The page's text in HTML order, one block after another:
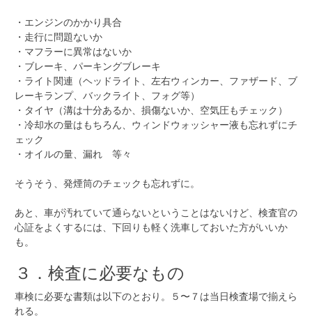
・エンジンのかかり具合
・走行に問題ないか
・マフラーに異常はないか
・ブレーキ、パーキングブレーキ
・ライト関連（ヘッドライト、左右ウィンカー、ファザード、ブ
レーキランプ、バックライト、フォグ等）
・タイヤ（溝は十分あるか、損傷ないか、空気圧もチェック）
・冷却水の量はもちろん、ウィンドウォッシャー液も忘れずにチ
ェック
・オイルの量、漏れ 等々
そうそう、発煙筒のチェックも忘れずに。
あと、車が汚れていて通らないということはないけど、検査官の
心証をよくするには、下回りも軽く洗車しておいた方がいいか
も。
３．検査に必要なもの
車検に必要な書類は以下のとおり。５〜７は当日検査場で揃えら
れる。